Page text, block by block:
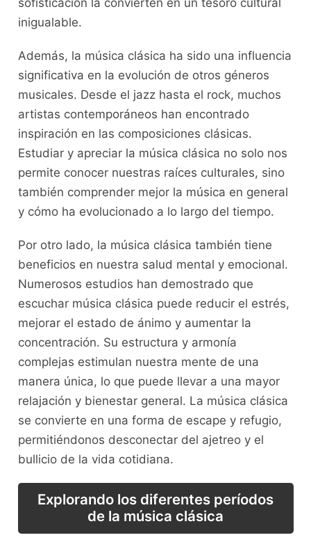
sofisticación la convierten en un tesoro​ cultural
inigualable.
Además, la música clásica ha sido una influencia
significativa en la evolución de otros géneros​
musicales. ⁢Desde‌ el ​jazz ​hasta el rock, muchos
artistas contemporáneos han encontrado
inspiración en⁣ las composiciones clásicas.
Estudiar y apreciar la⁢ música⁣ clásica no solo ⁣nos
permite conocer nuestras raíces culturales, ‍sino
también comprender mejor‌ la música en‌ general
⁣y cómo ha evolucionado a lo largo⁣ del ‌tiempo.
Por otro lado, la música clásica también tiene⁣
beneficios en nuestra​ salud ‌mental y emocional.
Numerosos estudios han demostrado que
escuchar música clásica puede reducir el⁢ estrés,
mejorar el estado de ánimo y⁣ aumentar la
concentración. Su estructura y armonía
complejas estimulan nuestra mente ‍de⁣ una
manera única,⁤ lo que puede ⁣llevar a‍ una mayor
relajación⁤ y bienestar general. La ‍música clásica
se‌ convierte en una ‍forma de escape y refugio,
permitiéndonos desconectar del ajetreo y el
bullicio de la vida ​cotidiana.
Explorando‌ los diferentes períodos
de la ‌música clásica